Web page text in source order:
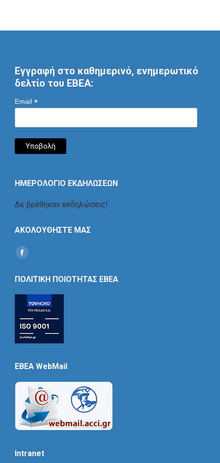
Εγγραφή στο καθημερινό, ενημερωτικό
δελτίο του ΕΒΕΑ:
Email *
ΗΜΕΡΟΛΟΓΙΟ ΕΚΔΗΛΩΣΕΩΝ
Δε βρέθηκαν εκδηλώσεις!
ΑΚΟΛΟΥΘΗΣΤΕ ΜΑΣ
Find us on:
Social
ΠΟΛΙΤΙΚΗ ΠΟΙΟΤΗΤΑΣ ΕΒΕΑ
EBEA WebMail
Intranet